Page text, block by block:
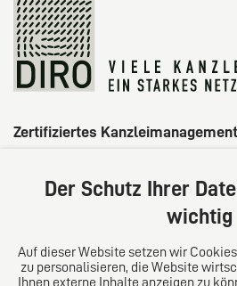
Zertifiziertes Kanzleimanagement
Der Schutz Ihrer
wichtig
Auf dieser Website setzen wir
zu personalisieren, die Website
Ihnen externe Inhalte anzeigen zu